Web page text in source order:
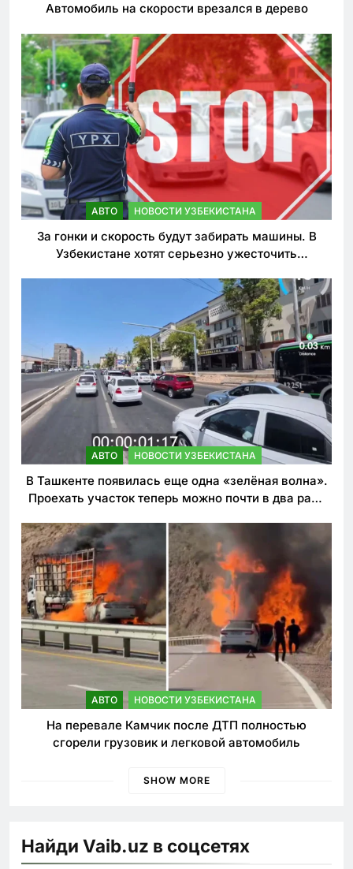
Автомобиль на скорости врезался в дерево
АВТО НОВОСТИ УЗБЕКИСТАНА
За гонки и скорость будут забирать машины. В
Узбекистане хотят серьезно ужесточить
АВТО НОВОСТИ УЗБЕКИСТАНА
В Ташкенте появилась еще одна «зелёная волна».
Проехать участок теперь можно почти в два раза
АВТО НОВОСТИ УЗБЕКИСТАНА
На перевале Камчик после ДТП полностью
сгорели грузовик и легковой автомобиль
SHOW MORE
Найди Vaib.uz в соцсетях